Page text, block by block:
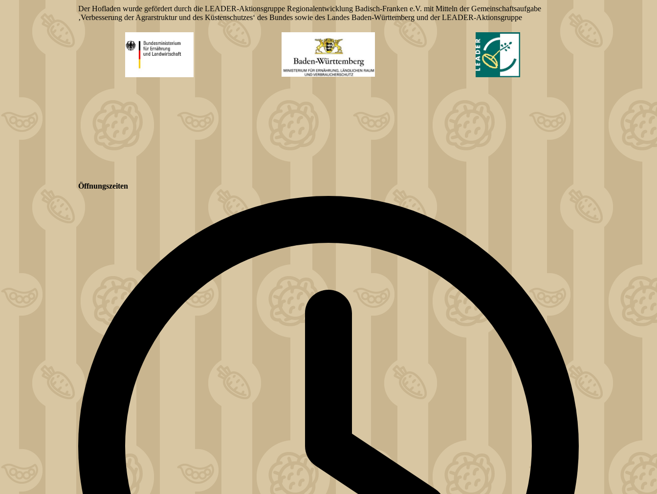
Der Hofladen wurde gefördert durch die LEADER-Aktionsgruppe Regionalentwicklung Badisch-Franken e.V. mit Mitteln der Gemeinschaftsaufgabe
‚Verbesserung der Agrarstruktur und des Küstenschutzes‘ des Bundes sowie des Landes Baden-Württemberg und der LEADER-Aktionsgruppe
Öffnungszeiten